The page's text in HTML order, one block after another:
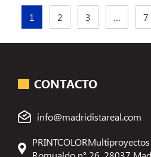
1 2 3 … 7
CONTACTO
info@madridistareal.com